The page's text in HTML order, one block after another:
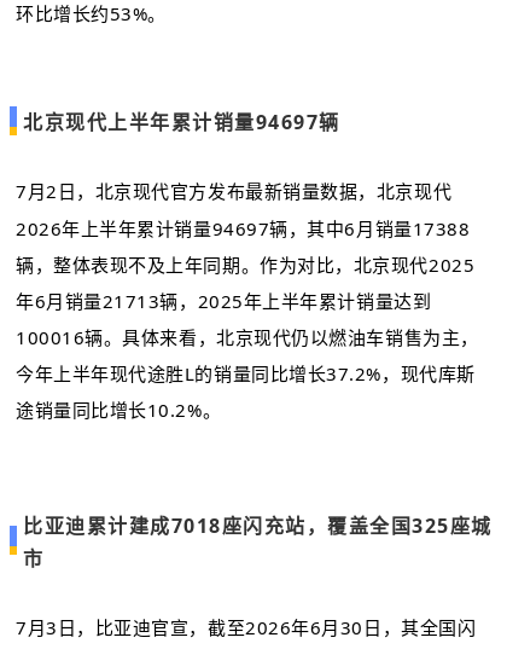
环比增长约53%。
北京现代上半年累计销量94697辆
7月2日，北京现代官方发布最新销量数据，北京现代
2026年上半年累计销量94697辆，其中6月销量17388
辆，整体表现不及上年同期。作为对比，北京现代2025
年6月销量21713辆，2025年上半年累计销量达到
100016辆。具体来看，北京现代仍以燃油车销售为主，
今年上半年现代途胜L的销量同比增长37.2%，现代库斯
途销量同比增长10.2%。
比亚迪累计建成7018座闪充站，覆盖全国325座城
市
7月3日，比亚迪官宣，截至2026年6月30日，其全国闪